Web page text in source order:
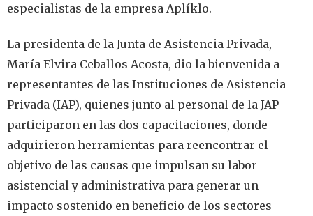
especialistas de la empresa Aplíklo.
La presidenta de la Junta de Asistencia Privada,
María Elvira Ceballos Acosta, dio la bienvenida a
representantes de las Instituciones de Asistencia
Privada (IAP), quienes junto al personal de la JAP
participaron en las dos capacitaciones, donde
adquirieron herramientas para reencontrar el
objetivo de las causas que impulsan su labor
asistencial y administrativa para generar un
impacto sostenido en beneficio de los sectores